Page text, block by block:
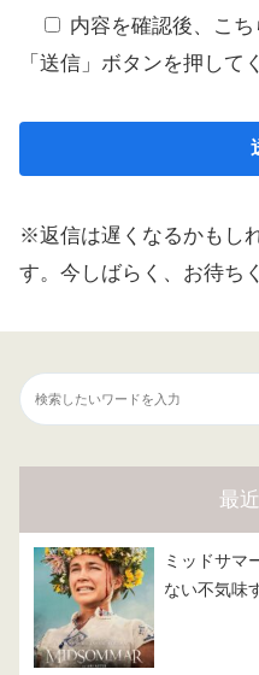
内容を確認後、こち
「送信」ボタンを押して
※返信は遅くなるかもし
す。今しばらく、お待ち
最
ミッドサマ
ない不気味